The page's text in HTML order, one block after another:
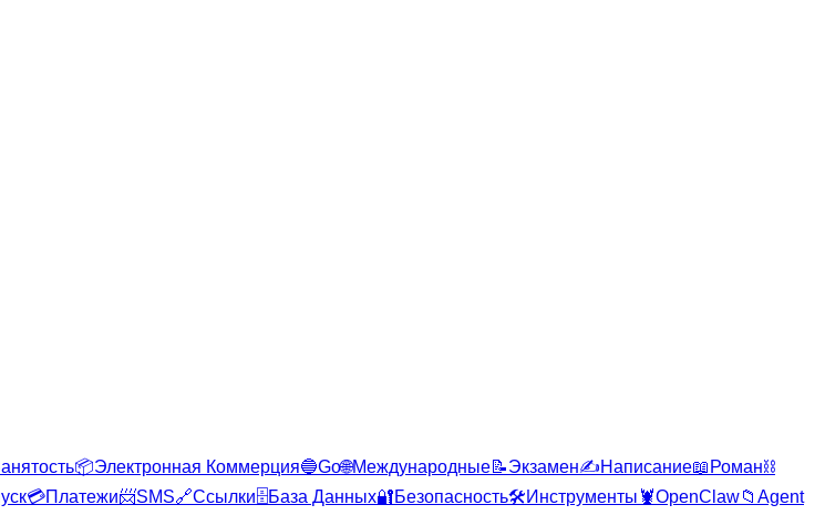
📦Электронная Коммерция🔵Go🌐Международные📝Экзамен✍️Написание📖 Роман⛓️
💳Платежи📨SMS🔗Ссылки🗄️База Данных🔐Безопасность🛠️Инструменты 🦞OpenClaw📁 Agent